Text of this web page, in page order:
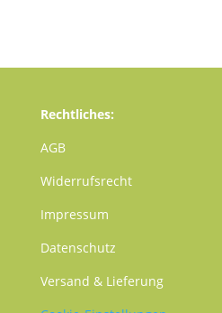
Rechtliches:
AGB
Widerrufsrecht
Impressum
Datenschutz
Versand & Lieferung